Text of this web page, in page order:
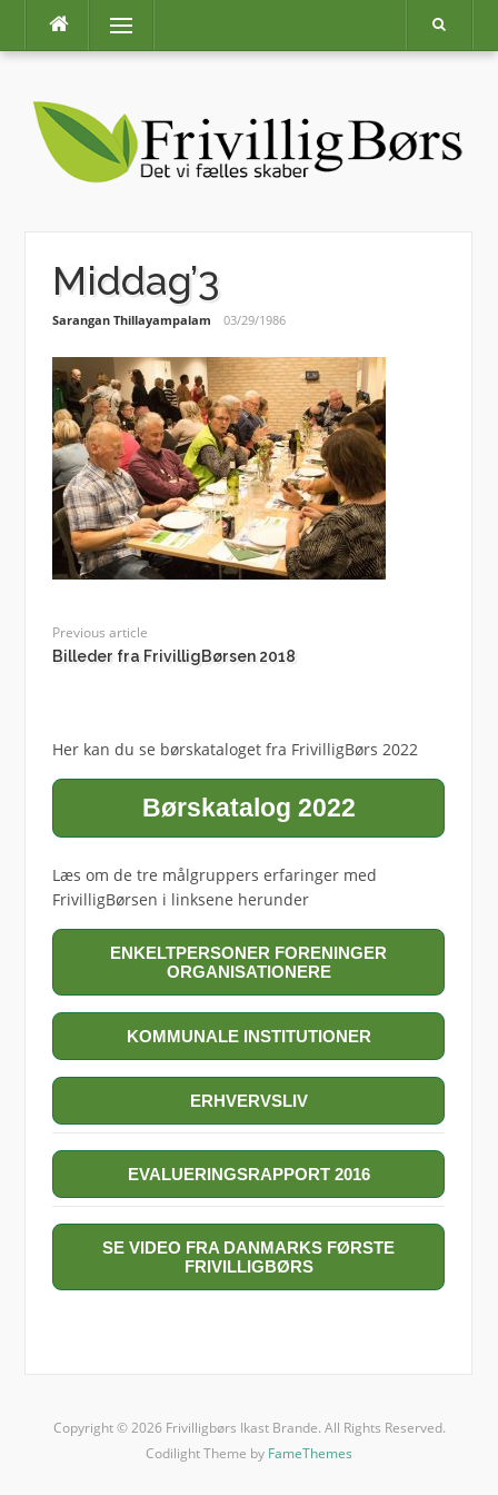
content
Menu
Middag’3
Sarangan Thillayampalam 03/29/1986
Previous article
Billeder fra FrivilligBørsen 2018
Her kan du se børskataloget fra FrivilligBørs 2022
Børskatalog 2022
Læs om de tre målgruppers erfaringer med
FrivilligBørsen i linksene herunder
ENKELTPERSONER FORENINGER
ORGANISATIONERE
KOMMUNALE INSTITUTIONER
ERHVERVSLIV
EVALUERINGSRAPPORT 2016
SE VIDEO FRA DANMARKS FØRSTE
FRIVILLIGBØRS
Copyright © 2026 Frivilligbørs Ikast Brande. All Rights Reserved.
Codilight Theme by FameThemes